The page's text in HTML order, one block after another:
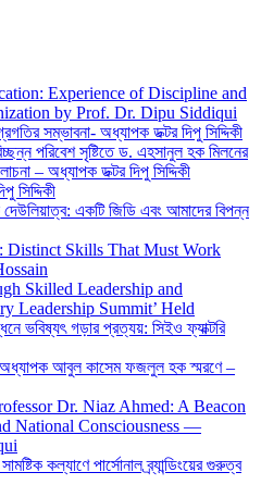
Experience of Discipline and
by Prof. Dr. Dipu Siddiqui
সম্ভাবনা- অধ্যাপক ডক্টর দিপু সিদ্দিকী
পরিবেশ সৃষ্টিতে ড. এহসানুল হক মিলনের
– অধ্যাপক ডক্টর দিপু সিদ্দিকী
সিদ্দিকী
দেউলিয়াত্ব: একটি জিডি এবং আমাদের বিপন্ন
Distinct Skills That Must Work
Skilled Leadership and
Leadership Summit’ Held
ভবিষ্যৎ গড়ার প্রত্যয়: সিইও ফ্যাক্টরি
অধ্যাপক আবুল কাসেম ফজলুল হক স্মরণে –
Dr. Niaz Ahmed: A Beacon
National Consciousness —
কল্যাণে পার্সোনাল ব্র্যান্ডিংয়ের গুরুত্ব